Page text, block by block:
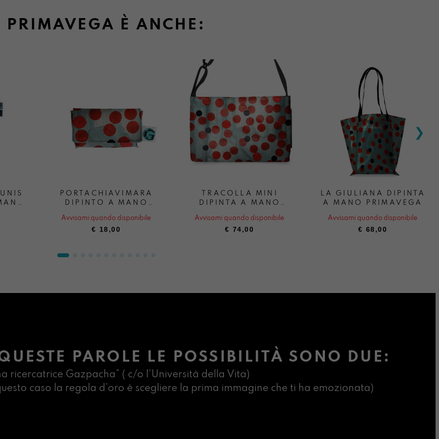
PRIMAVEGA È ANCHE:
PORTACHIAVIMARA
DIPINTO A MANO
Avvisami quando disponibile
€ 18,00
TRACOLLA MINI
DIPINTA A MANO
Avvisami quando disponibile
€ 74,00
LA GIULIANA DIPINTA
A MANO PRIMAVEGA
Avvisami quando disponibile
€ 68,00
PAROLE LE POSSIBILITÀ SONO DUE:
ricercatrice Gazpacha” ( c/o l’Università della Vita)
caso la regola d’oro è scegliere la prima immagine che ti ha emozionata)